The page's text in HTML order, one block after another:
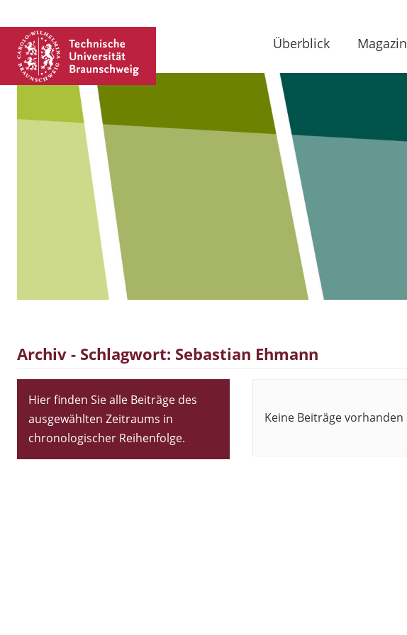
Überblick Magazin
Archiv - Schlagwort: Sebastian Ehmann
Hier finden Sie alle Beiträge des
ausgewählten Zeitraums in
chronologischer Reihenfolge.
Keine Beiträge vorhanden